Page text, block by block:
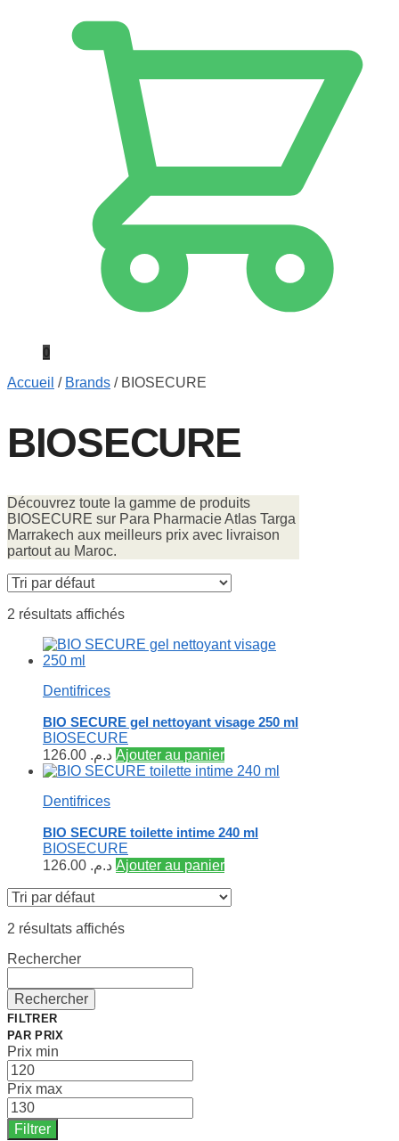
0
Accueil / Brands / BIOSECURE
BIOSECURE
Découvrez toute la gamme de produits
BIOSECURE sur Para Pharmacie Atlas Targa
Marrakech aux meilleurs prix avec livraison
partout au Maroc.
2 résultats affichés
Dentifrices
BIO SECURE gel nettoyant visage 250 ml
BIOSECURE
د.م. Ajouter au panier
Dentifrices
BIO SECURE toilette intime 240 ml
BIOSECURE
د.م. Ajouter au panier
2 résultats affichés
Rechercher
Rechercher
FILTRER
PAR PRIX
Prix min
Prix max
Filtrer